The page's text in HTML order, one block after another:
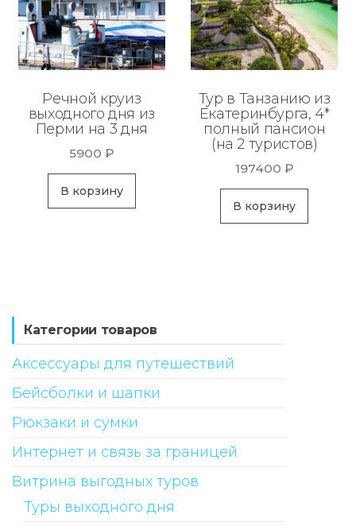
Речной круиз
выходного дня из
Перми на 3 дня
5900 ₽
В корзину
Тур в Танзанию из
Екатеринбурга, 4*
полный пансион
(на 2 туристов)
197400 ₽
В корзину
Категории товаров
Аксессуары для путешествий
Бейсболки и шапки
Рюкзаки и сумки
Интернет и связь за границей
Витрина выгодных туров
Туры выходного дня